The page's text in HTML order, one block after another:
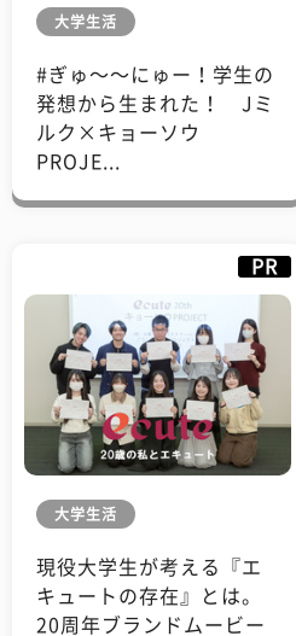
大学生活
#ぎゅ〜〜にゅー！学生の
発想から生まれた！ Jミ
ルク×キョーソウ
PROJE...
PR
大学生活
現役大学生が考える『エ
キュートの存在』とは。
20周年ブランドムービー